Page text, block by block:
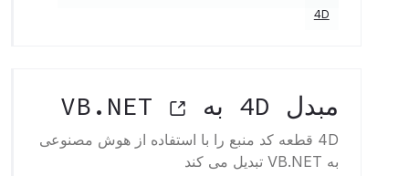
4D
مبدل 4D به VB.NET
4D قطعه کد منبع را با استفاده از هوش مصنوعی
به VB.NET تبدیل می کند